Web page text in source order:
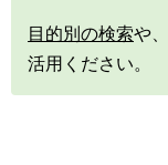
目的別の検索や、
活用ください。